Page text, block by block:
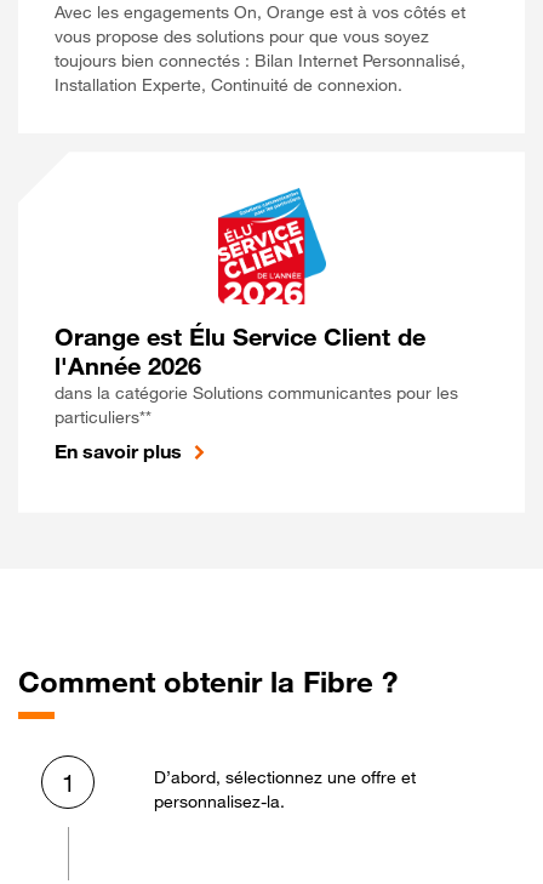
Avec les engagements On, Orange est à vos côtés et
vous propose des solutions pour que vous soyez
toujours bien connectés : Bilan Internet Personnalisé,
Installation Experte, Continuité de connexion.
Orange est Élu Service Client de
l'Année 2026
dans la catégorie Solutions communicantes pour les
particuliers**
En savoir plus
Comment obtenir la Fibre ?
1
D’abord, sélectionnez une offre et
personnalisez-la.